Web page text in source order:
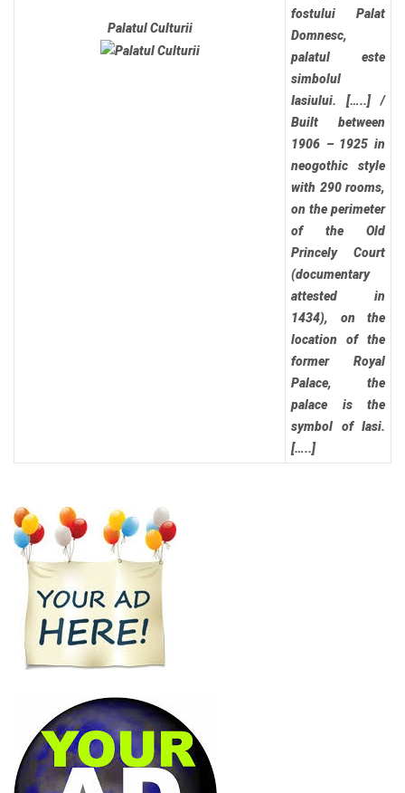
Palatul Culturii
fostului Palat
Domnesc,
palatul este
simbolul
Iasiului. […..] /
Built between
1906 – 1925 in
neogothic style
with 290 rooms,
on the perimeter
of the Old
Princely Court
(documentary
attested in
1434), on the
location of the
former Royal
Palace, the
palace is the
symbol of Iasi.
[…..]